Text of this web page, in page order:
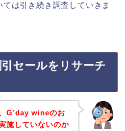
は引き続き調査していきま
セールをリサーチ
G’day wineのお
施していないのか